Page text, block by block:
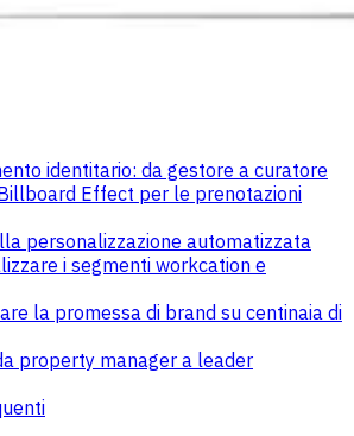
identitario: da gestore a curatore
Effect per le prenotazioni
personalizzazione automatizzata
i segmenti workcation e
la promessa di brand su centinaia di
property manager a leader